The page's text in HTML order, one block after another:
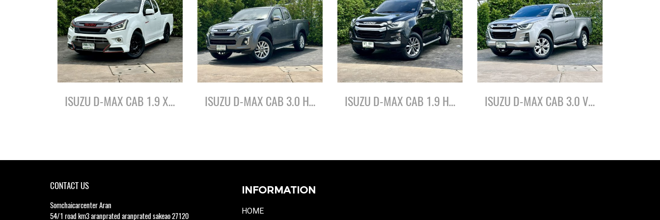
ISUZU D-MAX CAB 1.9 X-SERIES SPEED ปี61 ISUZU D-MAX CAB 3.0 HI-LANDER Z-PRESTIGE ปี62 ISUZU D-MAX CAB 1.9 HI-LANDER L DA ปี65 ISUZU D-MAX CAB 3.0 VCROSS Z 4WD ปี65
CONTACT US
Somchaicarcenter Aran
54/1 road km3 aranprated aranprated sakeao 27120
INFORMATION
HOME